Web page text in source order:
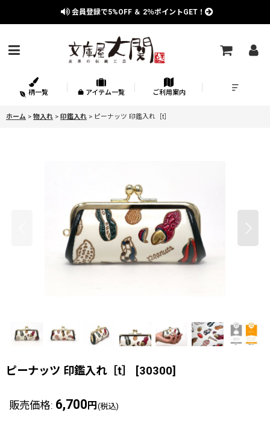
会員登録で5%OFF ＆ 2％ポイントGET！
柄一覧 アイテム一覧 ご利用案内
ホーム > 物入れ > 印鑑入れ > ピーナッツ 印鑑入れ［t］
ピーナッツ 印鑑入れ［t］ [30300]
販売価格: 6,700 円 (税込)